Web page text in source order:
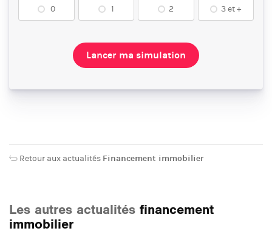
0 1 2 3 et +
Lancer ma simulation
Retour aux actualités Financement immobilier
Les autres actualités financement
immobilier